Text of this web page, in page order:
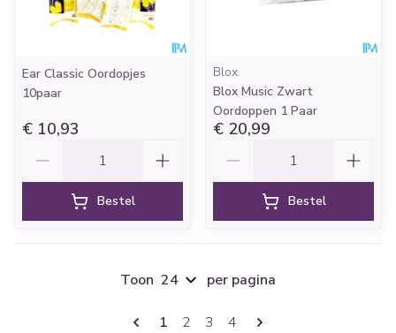
Ear Classic Oordopjes
10paar
€ 10,93
Bestel
Blox
Blox Music Zwart
Oordoppen 1 Paar
€ 20,99
Bestel
Pagina's
U lees momenteel pagina
1 Pagina
2 Pagina
3 Pagina
4
Toon per pagina